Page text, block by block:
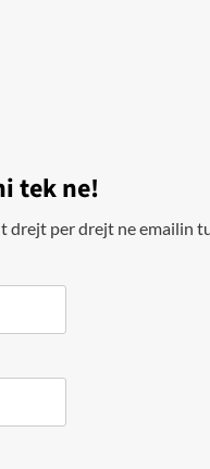
tek ne!
drejt per drejt ne emailin